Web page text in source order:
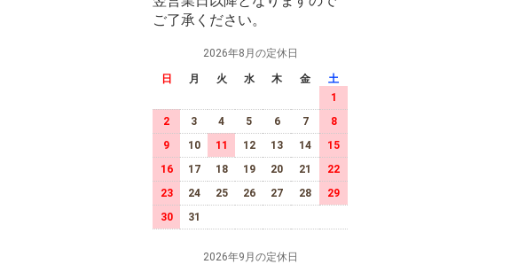
ご了承ください。
2026年8月の定休日
日 月 火 水 木 金
土
1
2
3 4 5 6 7
8
9
10 11 12 13 14
15
16
17 18 19 20 21
22
23
24 25 26 27 28
29
30
31
2026年9月の定休日